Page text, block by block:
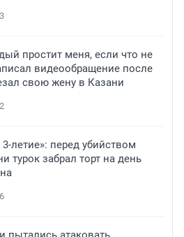
3
простит меня, если что не
видеообращение после
свою жену в Казани
2
летие»: перед убийством
турок забрал торт на день
6